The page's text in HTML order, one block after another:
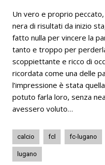
Un vero e proprio
nera di risultati da inizio
fatto nulla per vincere la
tanto e troppo per
scoppiettante e ricco di
ricordata come una delle
l’impressione è stata
potuto farla loro, senza
avessero voluto…
calcio fcl fc-lugano
lugano